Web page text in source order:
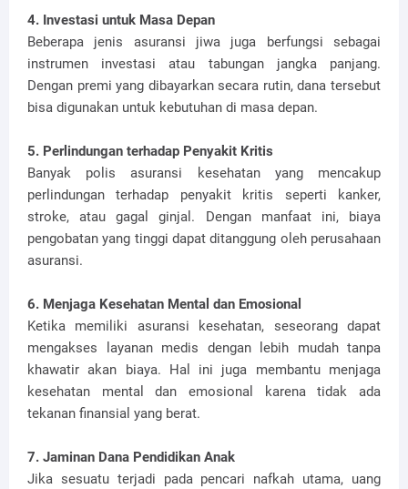
4. Investasi untuk Masa Depan
Beberapa jenis asuransi jiwa juga berfungsi sebagai
instrumen investasi atau tabungan jangka panjang.
Dengan premi yang dibayarkan secara rutin, dana tersebut
bisa digunakan untuk kebutuhan di masa depan.
5. Perlindungan terhadap Penyakit Kritis
Banyak polis asuransi kesehatan yang mencakup
perlindungan terhadap penyakit kritis seperti kanker,
stroke, atau gagal ginjal. Dengan manfaat ini, biaya
pengobatan yang tinggi dapat ditanggung oleh perusahaan
asuransi.
6. Menjaga Kesehatan Mental dan Emosional
Ketika memiliki asuransi kesehatan, seseorang dapat
mengakses layanan medis dengan lebih mudah tanpa
khawatir akan biaya. Hal ini juga membantu menjaga
kesehatan mental dan emosional karena tidak ada
tekanan finansial yang berat.
7. Jaminan Dana Pendidikan Anak
Jika sesuatu terjadi pada pencari nafkah utama, uang